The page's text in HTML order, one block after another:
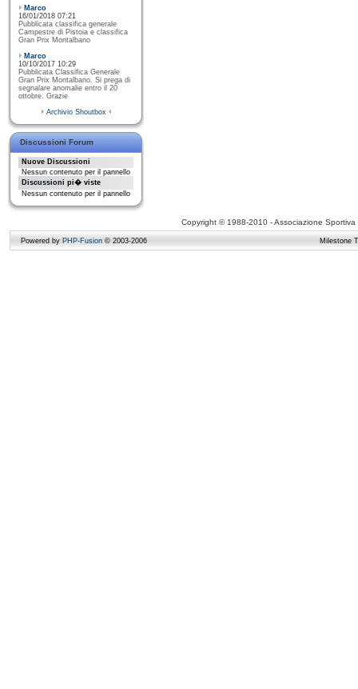
Marco
16/01/2018 07:21
Pubblicata classifica generale
Campestre di Pistoia e classifica
Gran Prix Montalbano
Marco
10/10/2017 10:29
Pubblicata Classifica Generale
Gran Prix Montalbano. Si prega di
segnalare anomalie entro il 20
ottobre. Grazie
Archivio Shoutbox
Discussioni Forum
Nuove Discussioni
Nessun contenuto per il pannello
Discussioni pi� viste
Nessun contenuto per il pannello
Copyright © 1988-2010 - Associazione
Powered by PHP-Fusion © 2003-2006 Milestone